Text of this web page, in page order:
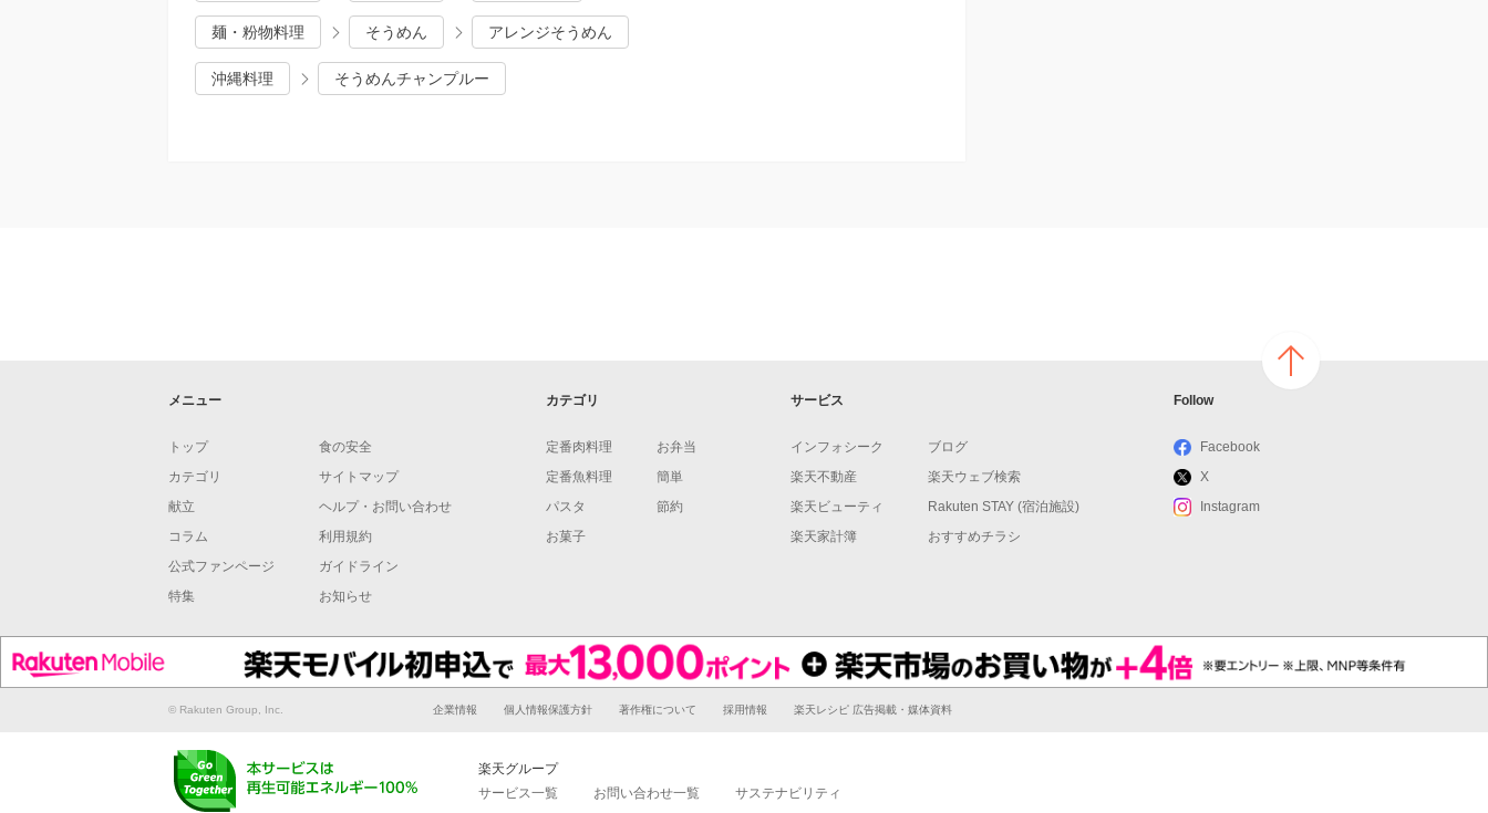
麺・粉物料理 そうめん アレンジそうめん
沖縄料理 そうめんチャンプルー
メニュー
トップ
カテゴリ
献立
コラム
公式ファンページ
特集
食の安全
サイトマップ
ヘルプ・お問い合わせ
利用規約
ガイドライン
お知らせ
カテゴリ
定番肉料理
定番魚料理
パスタ
お菓子
お弁当
簡単
節約
サービス
インフォシーク
楽天不動産
楽天ビューティ
楽天家計簿
ブログ
楽天ウェブ検索
Rakuten STAY (宿泊施設)
おすすめチラシ
Follow
Facebook
X
Instagram
© Rakuten Group, Inc. 企業情報 個人情報保護方針 著作権について 採用情報 楽天レシピ 広告掲載・媒体資料
楽天グループ
サービス一覧
お問い合わせ一覧 サステナビリティ